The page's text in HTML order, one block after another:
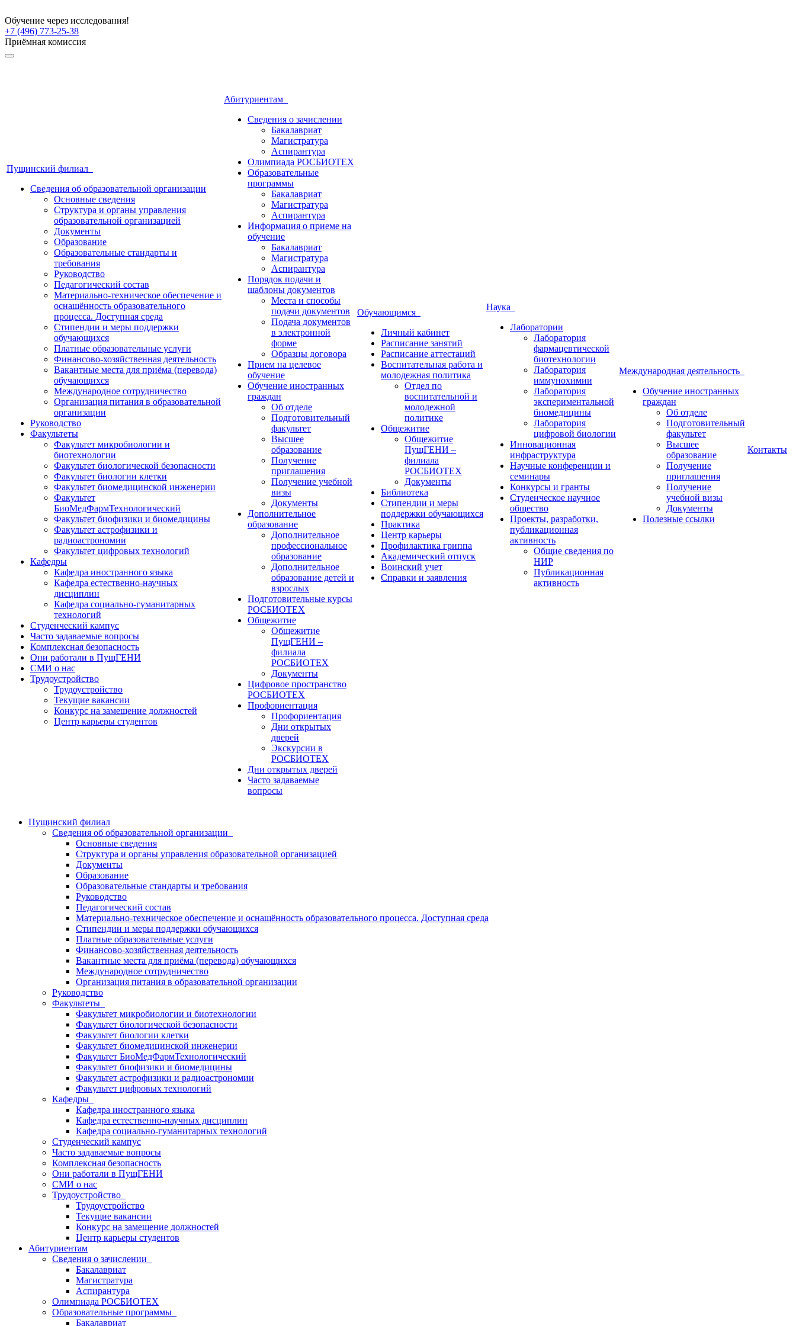
Обучение через исследования!
+7 (496) 773-25-38
Приёмная комиссия
Пущинский филиал
Сведения об образовательной организации
Основные сведения
Структура и органы управления
образовательной организацией
Документы
Образование
Образовательные стандарты и
требования
Руководство
Педагогический состав
Материально-техническое обеспечение и
оснащённость образовательного
процесса. Доступная среда
Стипендии и меры поддержки
обучающихся
Платные образовательные услуги
Финансово-хозяйственная деятельность
Вакантные места для приёма (перевода)
обучающихся
Международное сотрудничество
Организация питания в образовательной
организации
Руководство
Факультеты
Факультет микробиологии и
биотехнологии
Факультет биологической безопасности
Факультет биологии клетки
Факультет биомедицинской инженерии
Факультет
БиоМедФармТехнологический
Факультет биофизики и биомедицины
Факультет астрофизики и
радиоастрономии
Факультет цифровых технологий
Кафедры
Кафедра иностранного языка
Кафедра естественно-научных
дисциплин
Кафедра социально-гуманитарных
технологий
Студенческий кампус
Часто задаваемые вопросы
Комплексная безопасность
Они работали в ПущГЕНИ
СМИ о нас
Трудоустройство
Трудоустройство
Текущие вакансии
Конкурс на замещение должностей
Центр карьеры студентов
Абитуриентам
Сведения о зачислении
Бакалавриат
Магистратура
Аспирантура
Олимпиада РОСБИОТЕХ
Образовательные
программы
Бакалавриат
Магистратура
Аспирантура
Информация о приеме на
обучение
Бакалавриат
Магистратура
Аспирантура
Порядок подачи и
шаблоны документов
Места и способы
подачи документов
Подача документов
в электронной
форме
Образцы договора
Прием на целевое
обучение
Обучение иностранных
граждан
Об отделе
Подготовительный
факультет
Высшее
образование
Получение
приглашения
Получение учебной
визы
Документы
Дополнительное
образование
Дополнительное
профессиональное
образование
Дополнительное
образование детей и
взрослых
Подготовительные курсы
РОСБИОТЕХ
Общежитие
Общежитие
ПущГЕНИ –
филиала
РОСБИОТЕХ
Документы
Цифровое пространство
РОСБИОТЕХ
Профориентация
Профориентация
Дни открытых
дверей
Экскурсии в
РОСБИОТЕХ
Дни открытых дверей
Часто задаваемые
вопросы
Обучающимся
Личный кабинет
Расписание занятий
Расписание аттестаций
Воспитательная работа и
молодежная политика
Отдел по
воспитательной и
молодежной
политике
Общежитие
Общежитие
ПущГЕНИ –
филиала
РОСБИОТЕХ
Документы
Библиотека
Стипендии и меры
поддержки обучающихся
Практика
Центр карьеры
Профилактика гриппа
Академический отпуск
Воинский учет
Справки и заявления
Наука
Лаборатории
Лаборатория
фармацевтической
биотехнологии
Лаборатория
иммунохимии
Лаборатория
экспериментальной
биомедицины
Лаборатория
цифровой биологии
Инновационная
инфраструктура
Научные конференции и
семинары
Конкурсы и гранты
Студенческое научное
общество
Проекты, разработки,
публикационная
активность
Общие сведения по
НИР
Публикационная
активность
Международная деятельность
Обучение иностранных
граждан
Об отделе
Подготовительный
факультет
Высшее
образование
Получение
приглашения
Получение
учебной визы
Документы
Полезные ссылки
Контакты
Пущинский филиал
Сведения об образовательной организации
Основные сведения
Структура и органы управления образовательной организацией
Документы
Образование
Образовательные стандарты и требования
Руководство
Педагогический состав
Материально-техническое обеспечение и оснащённость образовательного процесса. Доступная среда
Стипендии и меры поддержки обучающихся
Платные образовательные услуги
Финансово-хозяйственная деятельность
Вакантные места для приёма (перевода) обучающихся
Международное сотрудничество
Организация питания в образовательной организации
Руководство
Факультеты
Факультет микробиологии и биотехнологии
Факультет биологической безопасности
Факультет биологии клетки
Факультет биомедицинской инженерии
Факультет БиоМедФармТехнологический
Факультет биофизики и биомедицины
Факультет астрофизики и радиоастрономии
Факультет цифровых технологий
Кафедры
Кафедра иностранного языка
Кафедра естественно-научных дисциплин
Кафедра социально-гуманитарных технологий
Студенческий кампус
Часто задаваемые вопросы
Комплексная безопасность
Они работали в ПущГЕНИ
СМИ о нас
Трудоустройство
Трудоустройство
Текущие вакансии
Конкурс на замещение должностей
Центр карьеры студентов
Абитуриентам
Сведения о зачислении
Бакалавриат
Магистратура
Аспирантура
Олимпиада РОСБИОТЕХ
Образовательные программы
Бакалавриат